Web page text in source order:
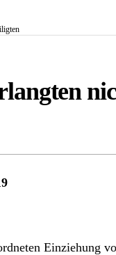
Einziehung